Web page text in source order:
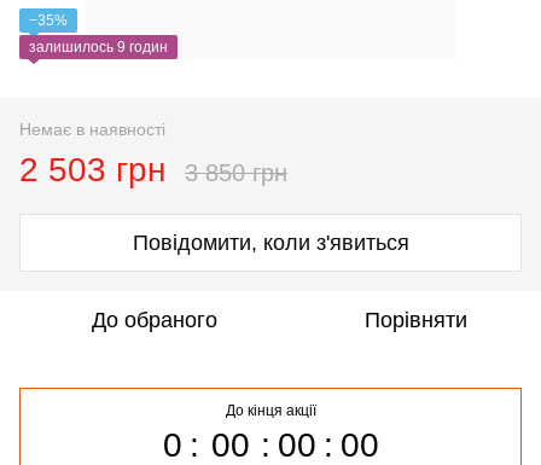
−35%
залишилось 9 годин
Немає в наявності
2 503 грн 3 850 грн
Повідомити, коли з'явиться
До обраного Порівняти
До кінця акції
0 00 00 00